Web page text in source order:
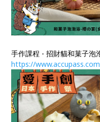
手作課程 - 招財貓和菓子泡
https://